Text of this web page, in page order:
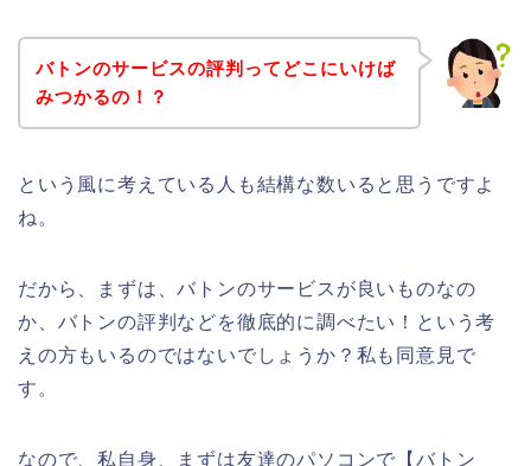
バトンのサービスの評判ってどこにいけば
みつかるの！？
という風に考えている人も結構な数いると思うですよ
ね。
だから、まずは、バトンのサービスが良いものなの
か、バトンの評判などを徹底的に調べたい！という考
えの方もいるのではないでしょうか？私も同意見で
す。
なので、私自身、まずは友達のパソコンで【バトン